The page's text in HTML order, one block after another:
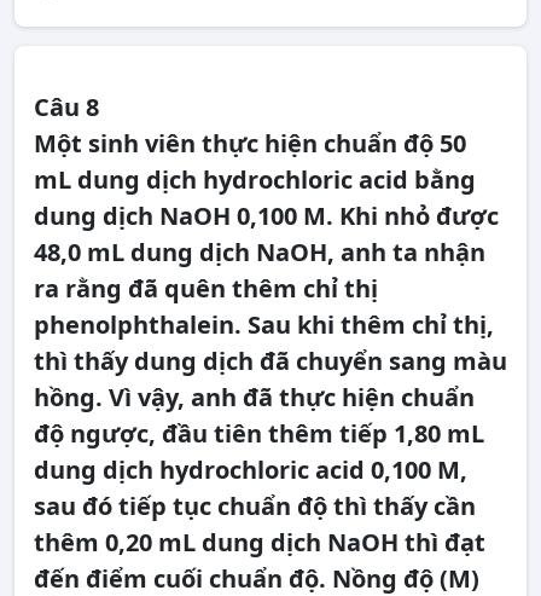
Câu 8
Một sinh viên thực hiện chuẩn độ 50
mL dung dịch hydrochloric acid bằng
dung dịch NaOH 0,100 M. Khi nhỏ được
48,0 mL dung dịch NaOH, anh ta nhận
ra rằng đã quên thêm chỉ thị
phenolphthalein. Sau khi thêm chỉ thị,
thì thấy dung dịch đã chuyển sang màu
hồng. Vì vậy, anh đã thực hiện chuẩn
độ ngược, đầu tiên thêm tiếp 1,80 mL
dung dịch hydrochloric acid 0,100 M,
sau đó tiếp tục chuẩn độ thì thấy cần
thêm 0,20 mL dung dịch NaOH thì đạt
đến điểm cuối chuẩn độ. Nồng độ (M)